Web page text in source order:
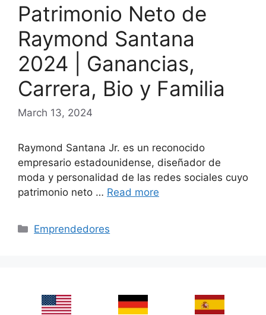
Patrimonio Neto de
Raymond Santana
2024 | Ganancias,
Carrera, Bio y Familia
March 13, 2024
Raymond Santana Jr. es un reconocido
empresario estadounidense, diseñador de
moda y personalidad de las redes sociales cuyo
patrimonio neto … Read more
Categories
Emprendedores